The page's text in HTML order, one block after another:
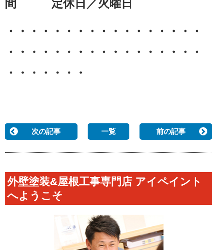
間 定休日／火曜日
・・・・・・・・・・・・・・・・・
・・・・・・・・・・・・・・・・・
・・・・・・・
次の記事 一覧 前の記事
外壁塗装&屋根工事専門店 アイペイント
へようこそ